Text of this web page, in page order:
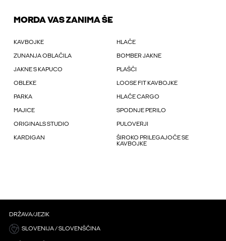
MORDA VAS ZANIMA ŠE
KAVBOJKE HLAČE
ZUNANJA OBLAČILA BOMBER JAKNE
JAKNE S KAPUCO PLAŠČI
OBLEKE LOOSE FIT KAVBOJKE
PARKA HLAČE CARGO
MAJICE SPODNJE PERILO
ORIGINALS STUDIO PULOVERJI
KARDIGAN
ŠIROKO PRILEGAJOČE SE
KAVBOJKE
DRŽAVA/JEZIK
SLOVENIJA / SLOVENŠČINA